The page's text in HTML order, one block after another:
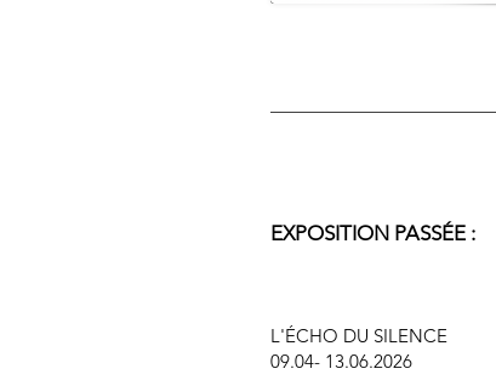
EXPOSITION PASSÉE :
L'ÉCHO DU SILENCE
09.04- 13.06.2026